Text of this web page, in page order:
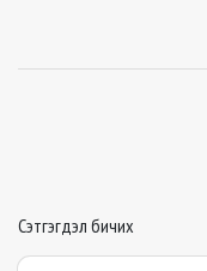
Сэтгэгдэл бичих